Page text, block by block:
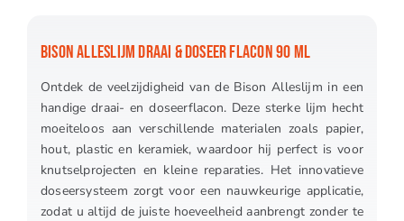
BISON ALLESLIJM DRAAI & DOSEER FLACON 90 ML
Ontdek de veelzijdigheid van de Bison Alleslijm in een
handige draai- en doseerflacon. Deze sterke lijm hecht
moeiteloos aan verschillende materialen zoals papier,
hout, plastic en keramiek, waardoor hij perfect is voor
knutselprojecten en kleine reparaties. Het innovatieve
doseersysteem zorgt voor een nauwkeurige applicatie,
zodat u altijd de juiste hoeveelheid aanbrengt zonder te